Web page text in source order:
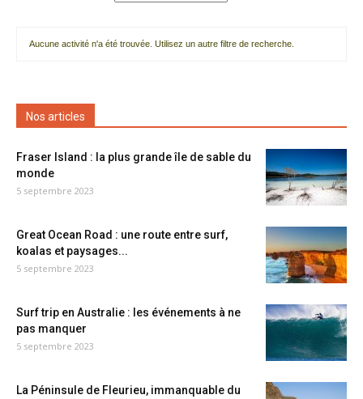
Aucune activité n'a été trouvée. Utilisez un autre filtre de recherche.
Nos articles
Fraser Island : la plus grande île de sable du
monde
5 septembre 2023
Great Ocean Road : une route entre surf,
koalas et paysages...
5 septembre 2023
Surf trip en Australie : les événements à ne
pas manquer
5 septembre 2023
La Péninsule de Fleurieu, immanquable du